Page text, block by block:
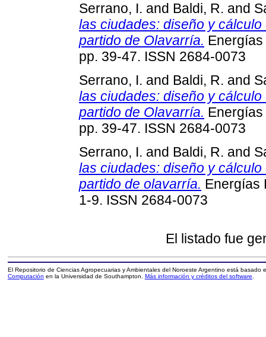
Serrano, I. and Baldi, R. and
las ciudades: diseño y
partido de Olavarría.
pp. 39-47. ISSN 2684-0073
Serrano, I. and Baldi, R. and
las ciudades: diseño y
partido de Olavarría.
pp. 39-47. ISSN 2684-0073
Serrano, I. and Baldi, R. and
las ciudades: diseño y
partido de olavarría. Energías
1-9. ISSN 2684-0073
El listado fue
El Repositorio de Ciencias Agropecuarias y Ambientales del Noroeste Argentino está basado
Computación en la Universidad de Southampton. Más información y créditos del software